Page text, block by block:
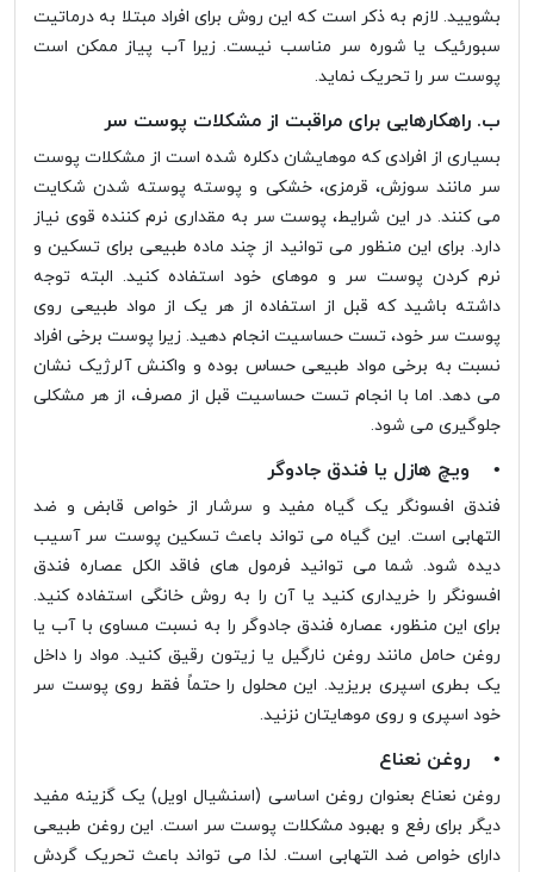
بشویید. لازم به ذکر است که این روش برای افراد مبتلا به درماتیت
سبورئیک یا شوره سر مناسب نیست. زیرا آب پیاز ممکن است
پوست سر را تحریک نماید.
ب. راهکارهایی برای مراقبت از مشکلات پوست سر
بسیاری از افرادی که موهایشان دکلره شده است از مشکلات پوست
سر مانند سوزش، قرمزی، خشکی و پوسته پوسته شدن شکایت
می کنند. در این شرایط، پوست سر به مقداری نرم کننده قوی نیاز
دارد. برای این منظور می توانید از چند ماده طبیعی برای تسکین و
نرم کردن پوست سر و موهای خود استفاده کنید. البته توجه
داشته باشید که قبل از استفاده از هر یک از مواد طبیعی روی
پوست سر خود، تست حساسیت انجام دهید. زیرا پوست برخی افراد
نسبت به برخی مواد طبیعی حساس بوده و واکنش آلرژیک نشان
می دهد. اما با انجام تست حساسیت قبل از مصرف، از هر مشکلی
جلوگیری می شود.
• ویچ هازل یا فندق جادوگر
فندق افسونگر یک گیاه مفید و سرشار از خواص قابض و ضد
التهابی است. این گیاه می تواند باعث تسکین پوست سر آسیب
دیده شود. شما می توانید فرمول های فاقد الکل عصاره فندق
افسونگر را خریداری کنید یا آن را به روش خانگی استفاده کنید.
برای این منظور، عصاره فندق جادوگر را به نسبت مساوی با آب یا
روغن حامل مانند روغن نارگیل یا زیتون رقیق کنید. مواد را داخل
یک بطری اسپری بریزید. این محلول را حتماً فقط روی پوست سر
خود اسپری و روی موهایتان نزنید.
• روغن نعناع
روغن نعناع بعنوان روغن اساسی (اسنشیال اویل) یک گزینه مفید
دیگر برای رفع و بهبود مشکلات پوست سر است. این روغن طبیعی
دارای خواص ضد التهابی است. لذا می تواند باعث تحریک گردش